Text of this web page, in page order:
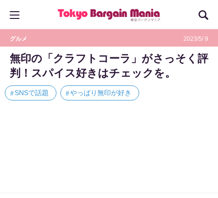
グルメ 2023/5/ 9
無印の「クラフトコーラ」がさっそく評
判！スパイス好きはチェックを。
SNSで話題 やっぱり無印が好き